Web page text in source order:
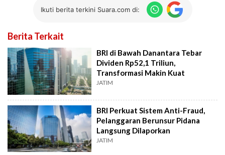
Ikuti berita terkini Suara.com di:
Berita Terkait
BRI di Bawah Danantara Tebar
Dividen Rp52,1 Triliun,
Transformasi Makin Kuat
JATIM
BRI Perkuat Sistem Anti-Fraud,
Pelanggaran Berunsur Pidana
Langsung Dilaporkan
JATIM